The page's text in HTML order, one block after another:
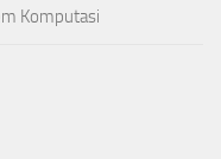
Komputasi